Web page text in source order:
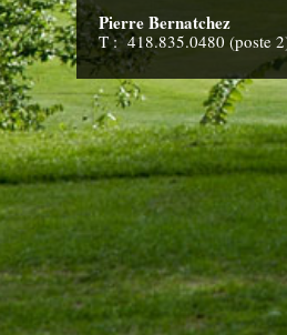
Pierre Bernatchez
T : 418.835.0480